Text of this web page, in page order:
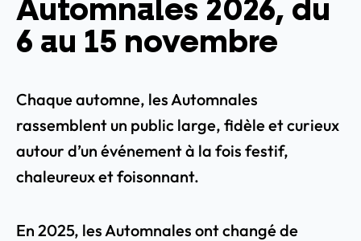
Automnales 2026, du
6 au 15 novembre
Chaque automne, les Automnales
rassemblent un public large, fidèle et curieux
autour d’un événement à la fois festif,
chaleureux et foisonnant.
En 2025, les Automnales ont changé de